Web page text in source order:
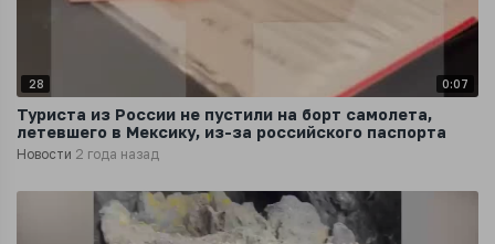
28 0:07
Туриста из России не пустили на борт самолета,
летевшего в Мексику, из-за российского паспорта
Новости 2 года назад